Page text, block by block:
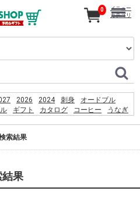
2026 2024 刺身
オードブル
ギフト カタログ コーヒー
うなぎ
0
メニュー
カテゴリ
索結果
結果